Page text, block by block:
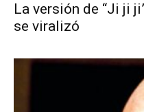
La versión de “Ji ji
se viralizó